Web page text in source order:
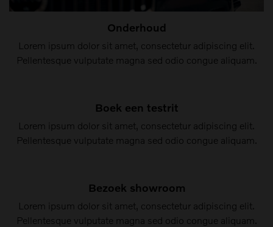
Onderhoud
Lorem ipsum dolor sit amet, consectetur adipiscing elit.
Pellentesque vulputate magna sed odio congue aliquam.
Boek een testrit
Lorem ipsum dolor sit amet, consectetur adipiscing elit.
Pellentesque vulputate magna sed odio congue aliquam.
Bezoek showroom
Lorem ipsum dolor sit amet, consectetur adipiscing elit.
Pellentesque vulputate magna sed odio congue aliquam.